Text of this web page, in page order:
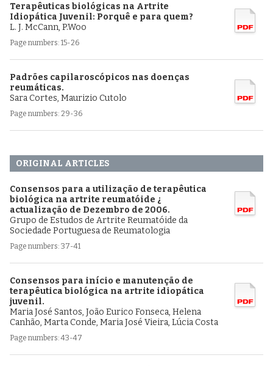
Terapêuticas biológicas na Artrite
Idiopática Juvenil: Porquê e para quem?
L. J. McCann, P.Woo
Page numbers: 15-26
Padrões capilaroscópicos nas doenças
reumáticas.
Sara Cortes, Maurizio Cutolo
Page numbers: 29-36
ORIGINAL ARTICLES
Consensos para a utilização de terapêutica
biológica na artrite reumatóide ¿
actualização de Dezembro de 2006.
Grupo de Estudos de Artrite Reumatóide da
Sociedade Portuguesa de Reumatologia
Page numbers: 37-41
Consensos para início e manutenção de
terapêutica biológica na artrite idiopática
juvenil.
Maria José Santos, João Eurico Fonseca, Helena
Canhão, Marta Conde, Maria José Vieira, Lúcia Costa
Page numbers: 43-47